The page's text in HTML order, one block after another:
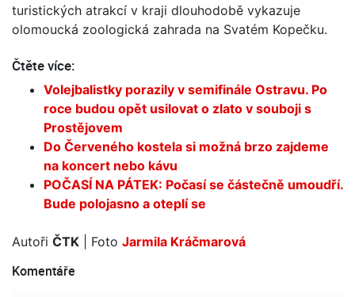
turistických atrakcí v kraji dlouhodobě vykazuje
olomoucká zoologická zahrada na Svatém Kopečku.
Čtěte více:
Volejbalistky porazily v semifinále Ostravu. Po
roce budou opět usilovat o zlato v souboji s
Prostějovem
Do Červeného kostela si možná brzo zajdeme
na koncert nebo kávu
POČASÍ NA PÁTEK: Počasí se částečně umoudří.
Bude polojasno a oteplí se
Autoři ČTK | Foto Jarmila Kráčmarová
Komentáře